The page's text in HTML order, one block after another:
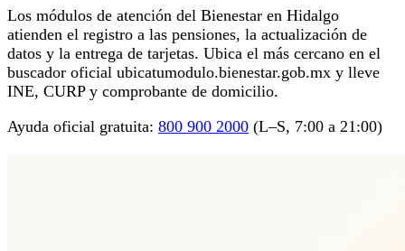
Los módulos de atención del Bienestar en Hidalgo
atienden el registro a las pensiones, la actualización de
datos y la entrega de tarjetas. Ubica el más cercano en el
buscador oficial ubicatumodulo.bienestar.gob.mx y lleve
INE, CURP y comprobante de domicilio.
Ayuda oficial gratuita: 800 900 2000 (L–S, 7:00 a 21:00)